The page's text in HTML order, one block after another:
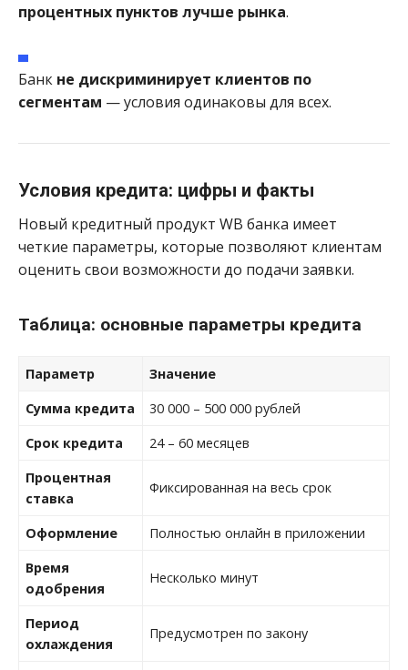
процентных пунктов лучше рынка.
Банк не дискриминирует клиентов по
сегментам — условия одинаковы для всех.
Условия кредита: цифры и факты
Новый кредитный продукт WB банка имеет
четкие параметры, которые позволяют клиентам
оценить свои возможности до подачи заявки.
Таблица: основные параметры кредита
Параметр
Значение
Сумма кредита
30 000 – 500 000 рублей
Срок кредита
24 – 60 месяцев
Процентная
ставка
Фиксированная на весь срок
Оформление
Полностью онлайн в приложении
Время
одобрения
Несколько минут
Период
охлаждения
Предусмотрен по закону